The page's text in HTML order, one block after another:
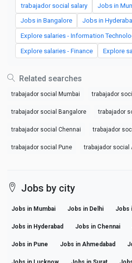
trabajador social salary Jobs in
Jobs in Bangalore Jobs in
Explore salaries - Information
Explore salaries - Finance Explore
Related searches
trabajador social Mumbai trabajador
trabajador social Bangalore trabajador
trabajador social Chennai trabajador
trabajador social Pune trabajador social
Jobs by city
Jobs in Mumbai Jobs in Delhi Jobs
Jobs in Hyderabad Jobs in Chennai
Jobs in Pune Jobs in Ahmedabad